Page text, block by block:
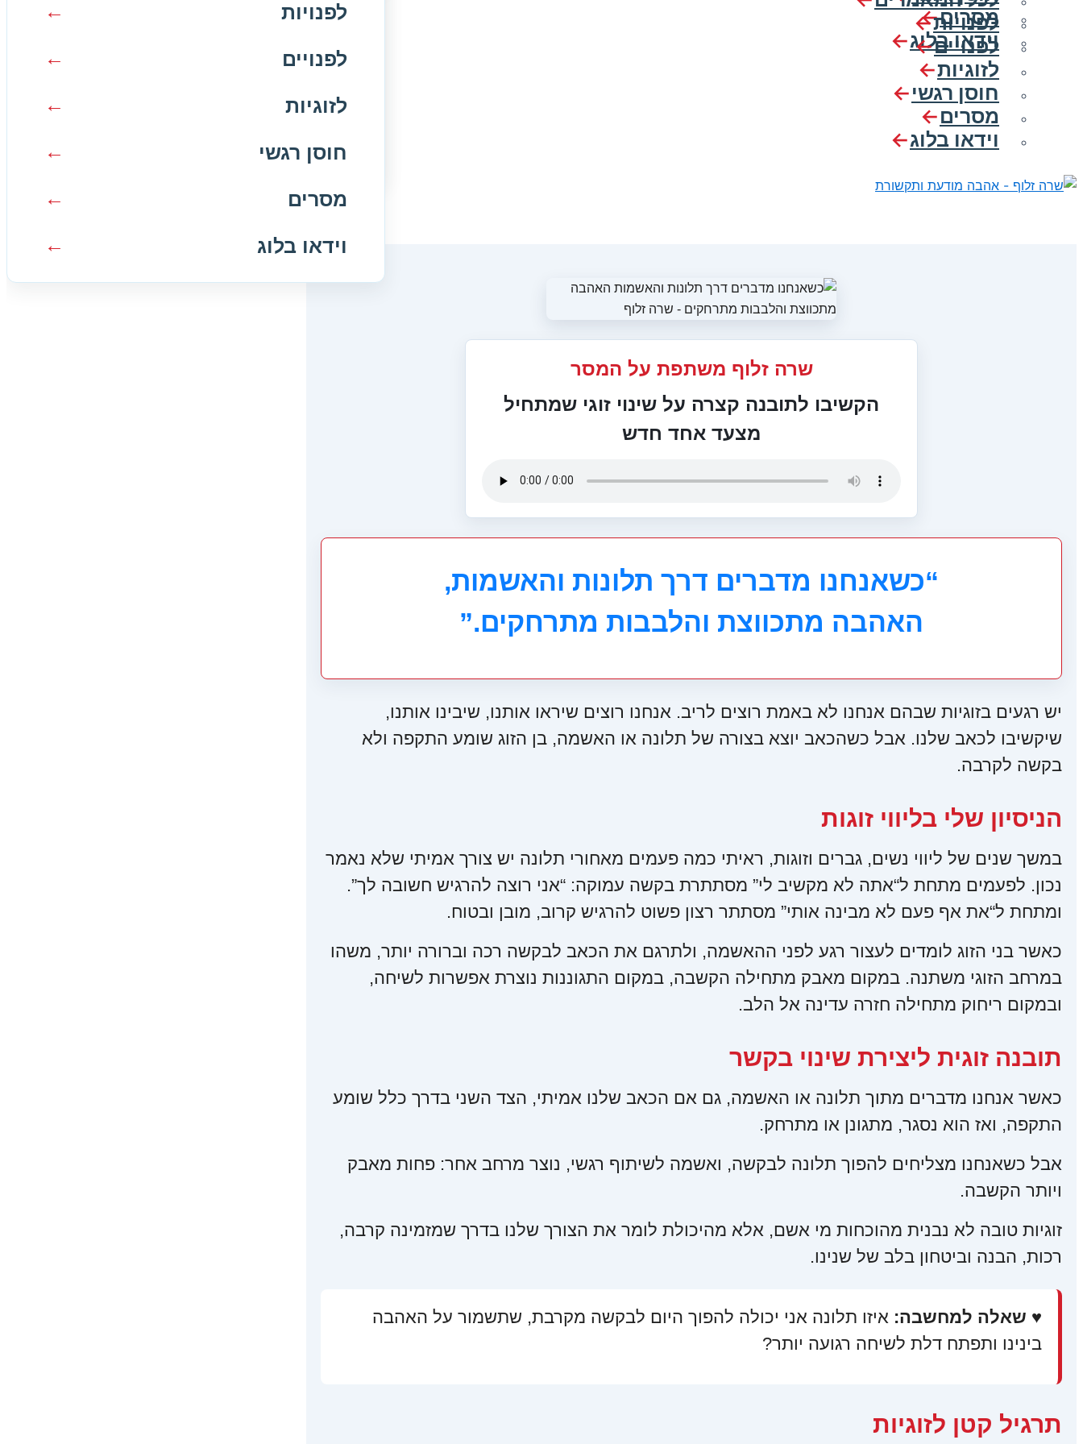
לזוגיות
חוסן רגשי
מסרים
וידאו בלוג
מסרים
וידאו בלוג
לפנויות
לפנויים
לזוגיות
חוסן רגשי
מסרים
וידאו בלוג
לפנויות
לפנויים
לזוגיות
חוסן רגשי
מסרים
וידאו בלוג
שרה זלוף משתפת על המסר
הקשיבו לתובנה קצרה על שינוי זוגי שמתחיל
מצעד אחד חדש
“כשאנחנו מדברים דרך תלונות והאשמות,
האהבה מתכווצת והלבבות מתרחקים.”
יש רגעים בזוגיות שבהם אנחנו לא באמת רוצים לריב. אנחנו רוצים שיראו אותנו, שיבינו אותנו,
שיקשיבו לכאב שלנו. אבל כשהכאב יוצא בצורה של תלונה או האשמה, בן הזוג שומע התקפה ולא
בקשה לקרבה.
הניסיון שלי בליווי זוגות
במשך שנים של ליווי נשים, גברים וזוגות, ראיתי כמה פעמים מאחורי תלונה יש צורך אמיתי שלא נאמר
נכון. לפעמים מתחת ל“אתה לא מקשיב לי” מסתתרת בקשה עמוקה: “אני רוצה להרגיש חשובה לך”.
ומתחת ל“את אף פעם לא מבינה אותי” מסתתר רצון פשוט להרגיש קרוב, מובן ובטוח.
כאשר בני הזוג לומדים לעצור רגע לפני ההאשמה, ולתרגם את הכאב לבקשה רכה וברורה יותר, משהו
במרחב הזוגי משתנה. במקום מאבק מתחילה הקשבה, במקום התגוננות נוצרת אפשרות לשיחה,
ובמקום ריחוק מתחילה חזרה עדינה אל הלב.
תובנה זוגית ליצירת שינוי בקשר
כאשר אנחנו מדברים מתוך תלונה או האשמה, גם אם הכאב שלנו אמיתי, הצד השני בדרך כלל שומע
התקפה, ואז הוא נסגר, מתגונן או מתרחק.
אבל כשאנחנו מצליחים להפוך תלונה לבקשה, ואשמה לשיתוף רגשי, נוצר מרחב אחר: פחות מאבק
ויותר הקשבה.
זוגיות טובה לא נבנית מהוכחות מי אשם, אלא מהיכולת לומר את הצורך שלנו בדרך שמזמינה קרבה,
רכות, הבנה וביטחון בלב של שנינו.
♥ שאלה למחשבה: איזו תלונה אני יכולה להפוך היום לבקשה מקרבת, שתשמור על האהבה
בינינו ותפתח דלת לשיחה רגועה יותר?
תרגיל קטן לזוגיות